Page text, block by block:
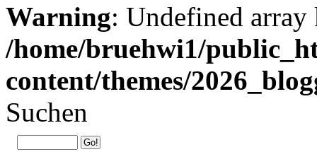
Warning: Undefined
/home/bruehwi1/
content/themes/
Suchen